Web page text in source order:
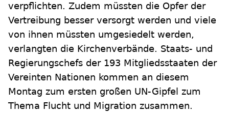
verpflichten. Zudem müssten die Opfer der
Vertreibung besser versorgt werden und viele
von ihnen müssten umgesiedelt werden,
verlangten die Kirchenverbände. Staats- und
Regierungschefs der 193 Mitgliedsstaaten der
Vereinten Nationen kommen an diesem
Montag zum ersten großen UN-Gipfel zum
Thema Flucht und Migration zusammen.